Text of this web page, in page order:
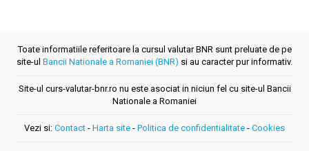
Toate informatiile referitoare la cursul valutar BNR sunt preluate de pe
site-ul Bancii Nationale a Romaniei (BNR) si au caracter pur informativ.
Site-ul curs-valutar-bnr.ro nu este asociat in niciun fel cu site-ul Bancii
Nationale a Romaniei
Vezi si: Contact - Harta site - Politica de confidentialitate - Cookies